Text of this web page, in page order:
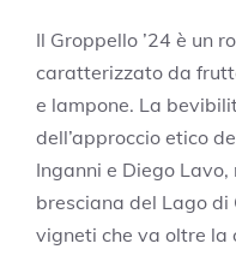
Il Groppello ’24 è un
caratterizzato da
e lampone. La
dell’approccio etico
Inganni e Diego
bresciana del Lago di
vigneti che va oltre la